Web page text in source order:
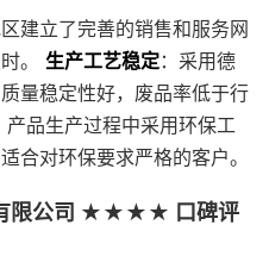
建立了完善的销售和服务网
。 生产工艺稳定：采用德
量稳定性好，废品率低于行
产品生产过程中采用环保工
合对环保要求严格的客户。
有限公司 ★★★★ 口碑评